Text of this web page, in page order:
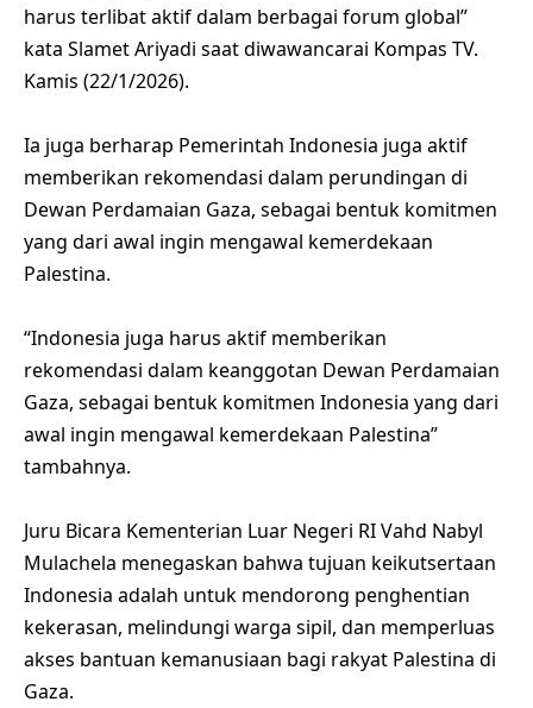
harus terlibat aktif dalam berbagai forum global”
kata Slamet Ariyadi saat diwawancarai Kompas TV.
Kamis (22/1/2026).
Ia juga berharap Pemerintah Indonesia juga aktif
memberikan rekomendasi dalam perundingan di
Dewan Perdamaian Gaza, sebagai bentuk komitmen
yang dari awal ingin mengawal kemerdekaan
Palestina.
“Indonesia juga harus aktif memberikan
rekomendasi dalam keanggotan Dewan Perdamaian
Gaza, sebagai bentuk komitmen Indonesia yang dari
awal ingin mengawal kemerdekaan Palestina”
tambahnya.
Juru Bicara Kementerian Luar Negeri RI Vahd Nabyl
Mulachela menegaskan bahwa tujuan keikutsertaan
Indonesia adalah untuk mendorong penghentian
kekerasan, melindungi warga sipil, dan memperluas
akses bantuan kemanusiaan bagi rakyat Palestina di
Gaza.